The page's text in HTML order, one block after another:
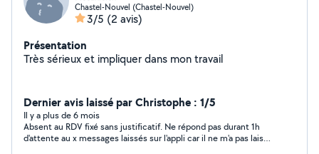
Chastel-Nouvel (Chastel-Nouvel)
3/5 (2 avis)
Présentation
Très sérieux et impliquer dans mon travail
Dernier avis laissé par Christophe : 1/5
Il y a plus de 6 mois
Absent au RDV fixé sans justificatif. Ne répond pas durant 1h
d'attente au x messages laissés sur l'appli car il ne m'a pas laissé